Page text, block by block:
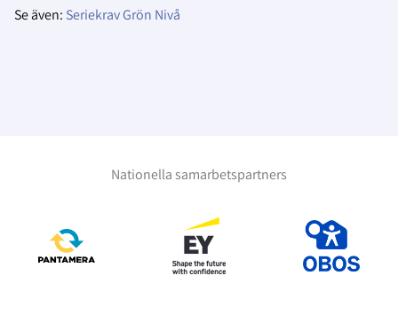
Se även: Seriekrav Grön Nivå
Nationella samarbetspartners